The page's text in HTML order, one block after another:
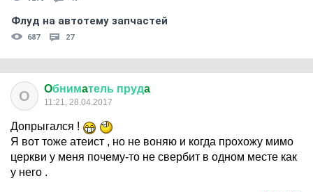
Флуд на автотему запчастей
687 27
O Oбнимaтель прудa
11:21, 28.04.2017
Допрыгался !
Я вот тоже атеист , но не воняю и когда прохожу мимо
церкви у меня почему-то не свербит в одном месте как
у него .